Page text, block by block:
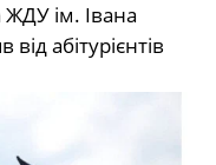
ЖДУ ім. Івана
абітурієнтів